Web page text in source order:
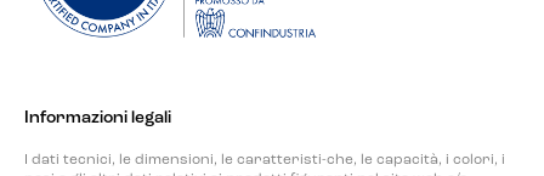
Informazioni legali
I dati tecnici, le dimensioni, le caratteristi-che, le capacità, i colori, i